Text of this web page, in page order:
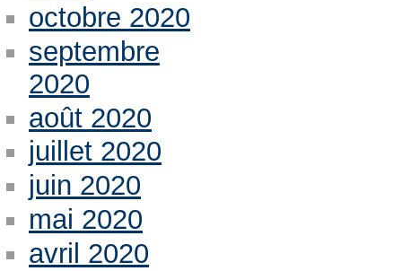
octobre 2020
septembre
2020
août 2020
juillet 2020
juin 2020
mai 2020
avril 2020